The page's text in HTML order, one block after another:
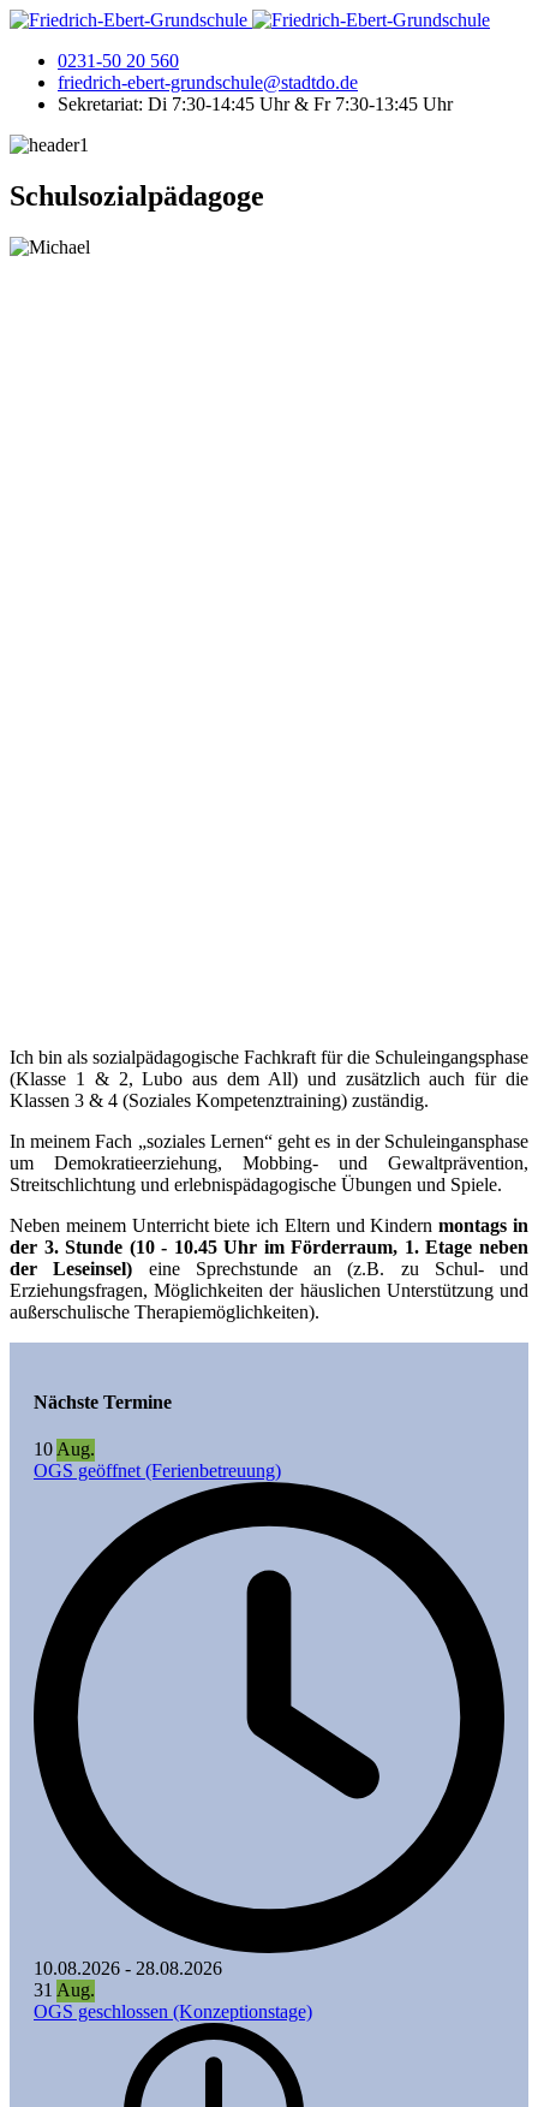
0231-50 20 560
friedrich-ebert-grundschule@stadtdo.de
Sekretariat: Di 7:30-14:45 Uhr & Fr 7:30-13:45 Uhr
Schulsozialpädagoge
Ich bin als sozialpädagogische Fachkraft für die Schuleingangsphase
(Klasse 1 & 2, Lubo aus dem All) und zusätzlich auch für die
Klassen 3 & 4 (Soziales Kompetenztraining) zuständig.
In meinem Fach „soziales Lernen“ geht es in der Schuleingansphase
um Demokratieerziehung, Mobbing- und Gewaltprävention,
Streitschlichtung und erlebnispädagogische Übungen und Spiele.
Neben meinem Unterricht biete ich Eltern und Kindernmontags in
der 3. Stunde (10 - 10.45 Uhr im Förderraum, 1. Etage neben
der Leseinsel) eine Sprechstunde an (z.B. zu Schul- und
Erziehungsfragen, Möglichkeiten der häuslichen Unterstützung und
außerschulische Therapiemöglichkeiten).
Nächste Termine
10 Aug.
OGS geöffnet (Ferienbetreuung)
10.08.2026 - 28.08.2026
31 Aug.
OGS geschlossen (Konzeptionstage)